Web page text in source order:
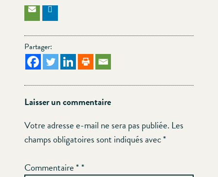
Partager:
Laisser un commentaire
Votre adresse e-mail ne sera pas publiée. Les
champs obligatoires sont indiqués avec*
Commentaire*